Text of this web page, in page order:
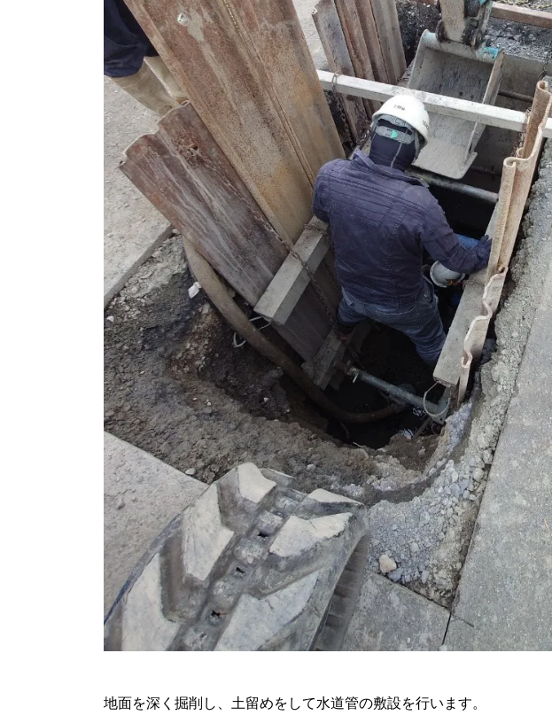
地面を深く掘削し、土留めをして水道管の敷設を行います。